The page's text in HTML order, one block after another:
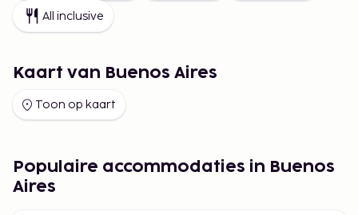
All inclusive
Kaart van Buenos Aires
Toon op kaart
Populaire accommodaties in Buenos
Aires